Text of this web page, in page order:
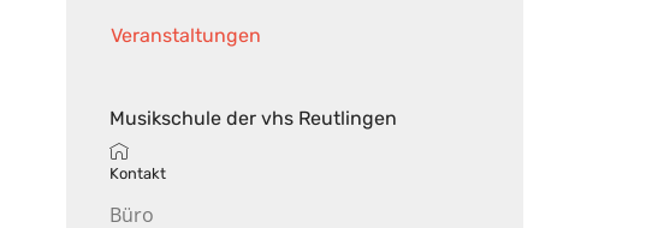
Veranstaltungen
Musikschule der vhs Reutlingen
Kontakt
Büro